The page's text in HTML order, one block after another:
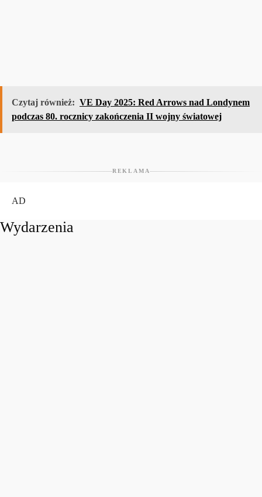
Czytaj również: VE Day 2025: Red Arrows nad Londynem
podczas 80. rocznicy zakończenia II wojny światowej
REKLAMA
AD
Wydarzenia